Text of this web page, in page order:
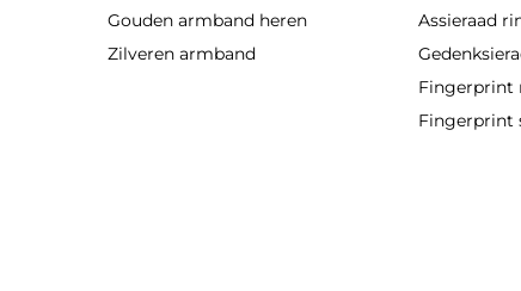
Gouden armband heren
Zilveren armband
Assieraad
Fingerprint
Fingerprint